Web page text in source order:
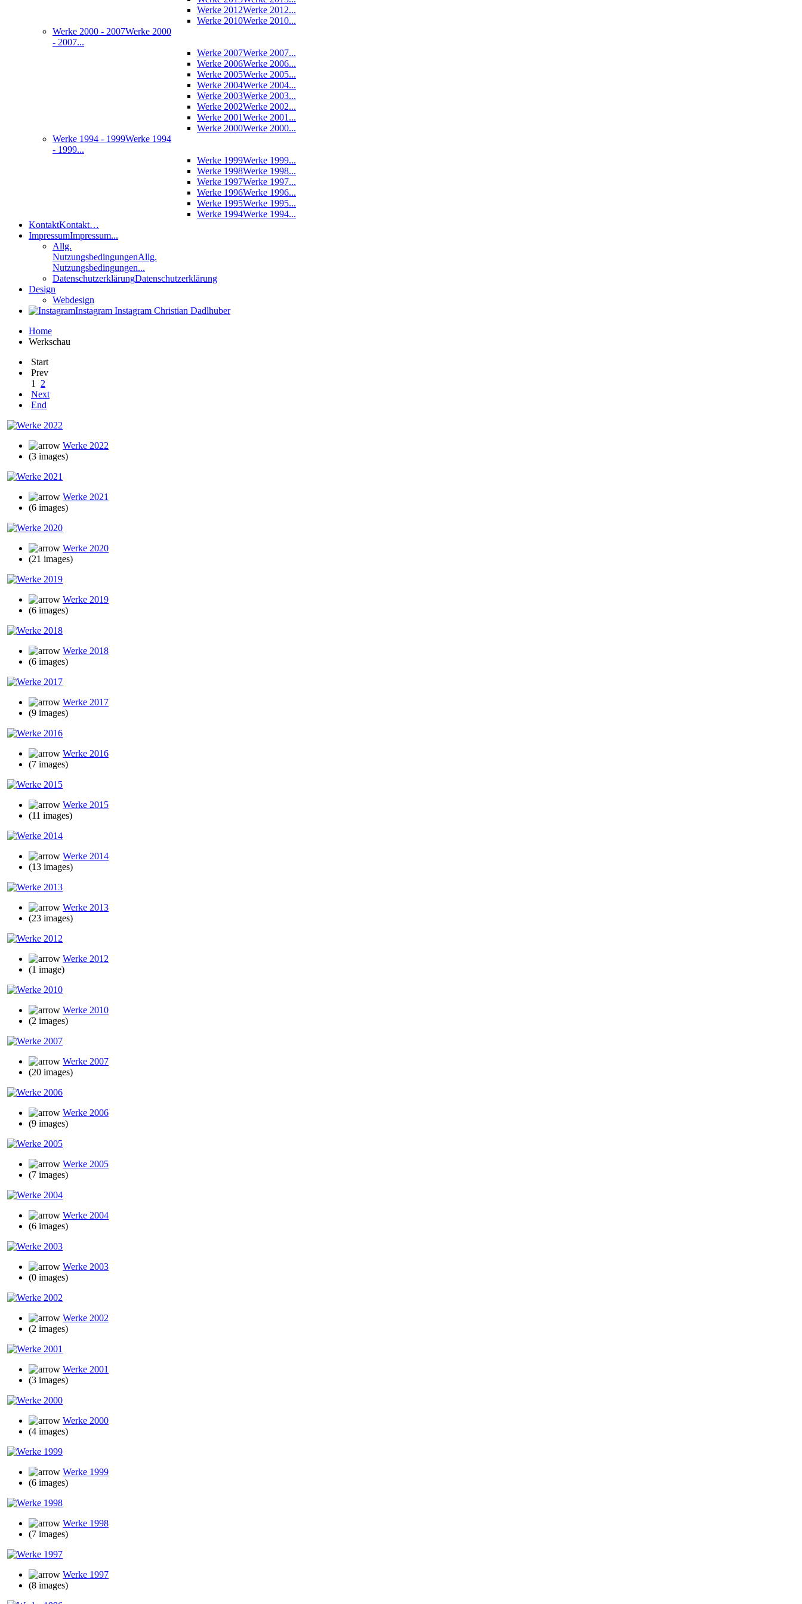
Werke 2012Werke 2012...
Werke 2010Werke 2010...
Werke 2000 - 2007Werke 2000
- 2007...
Werke 2007Werke 2007...
Werke 2006Werke 2006...
Werke 2005Werke 2005...
Werke 2004Werke 2004...
Werke 2003Werke 2003...
Werke 2002Werke 2002...
Werke 2001Werke 2001...
Werke 2000Werke 2000...
Werke 1994 - 1999Werke 1994
- 1999...
Werke 1999Werke 1999...
Werke 1998Werke 1998...
Werke 1997Werke 1997...
Werke 1996Werke 1996...
Werke 1995Werke 1995...
Werke 1994Werke 1994...
KontaktKontakt…
ImpressumImpressum...
Allg.
NutzungsbedingungenAllg.
Nutzungsbedingungen...
DatenschutzerklärungDatenschutzerklärung
Design
Webdesign
Instagram Instagram Christian Dadlhuber
Home
Werkschau
Start
Prev
1
2
Next
End
Werke 2022
(3 images)
Werke 2021
(6 images)
Werke 2020
(21 images)
Werke 2019
(6 images)
Werke 2018
(6 images)
Werke 2017
(9 images)
Werke 2016
(7 images)
Werke 2015
(11 images)
Werke 2014
(13 images)
Werke 2013
(23 images)
Werke 2012
(1 image)
Werke 2010
(2 images)
Werke 2007
(20 images)
Werke 2006
(9 images)
Werke 2005
(7 images)
Werke 2004
(6 images)
Werke 2003
(0 images)
Werke 2002
(2 images)
Werke 2001
(3 images)
Werke 2000
(4 images)
Werke 1999
(6 images)
Werke 1998
(7 images)
Werke 1997
(8 images)